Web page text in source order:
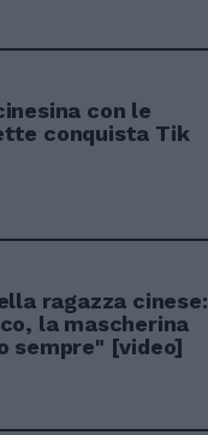
con le
conquista Tik
ragazza cinese:
la mascherina
sempre" [video]